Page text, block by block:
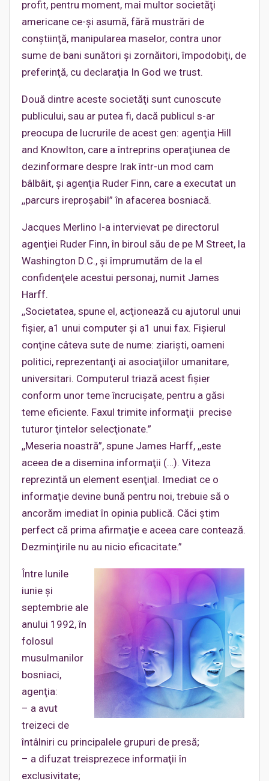
profit, pentru moment, mai multor societăţi
americane ce-şi asumă, fără mustrări de
conştiinţă, manipularea maselor, contra unor
sume de bani sunători şi zornăitori, împodobiţi, de
preferinţă, cu declaraţia In God we trust.
Două dintre aceste societăţi sunt cunoscute
publicului, sau ar putea fi, dacă publicul s-ar
preocupa de lucrurile de acest gen: agenţia Hill
and Knowlton, care a întreprins operaţiunea de
dezinformare despre Irak într-un mod cam
bâlbâit, şi agenţia Ruder Finn, care a executat un
,,parcurs ireproşabil” în afacerea bosniacă.
Jacques Merlino l-a intervievat pe directorul
agenţiei Ruder Finn, în biroul său de pe M Street, la
Washington D.C., şi împrumutăm de la el
confidenţele acestui personaj, numit James
Harff.
,,Societatea, spune el, acţionează cu ajutorul unui
fişier, a1 unui computer şi a1 unui fax. Fişierul
conţine câteva sute de nume: ziarişti, oameni
politici, reprezentanţi ai asociaţiilor umanitare,
universitari. Computerul triază acest fişier
conform unor teme încrucişate, pentru a găsi
teme eficiente. Faxul trimite informaţii precise
tuturor ţintelor selecţionate.”
,,Meseria noastră”, spune James Harff, ,,este
aceea de a disemina informaţii (…). Viteza
reprezintă un element esenţial. Imediat ce o
informaţie devine bună pentru noi, trebuie să o
ancorăm imediat în opinia publică. Căci ştim
perfect că prima afirmaţie e aceea care contează.
Dezminţirile nu au nicio eficacitate.”
Între lunile
iunie şi
septembrie ale
anului 1992, în
folosul
musulmanilor
bosniaci,
agenţia:
– a avut
treizeci de
întâlniri cu principalele grupuri de presă;
– a difuzat treisprezece informaţii în
exclusivitate;